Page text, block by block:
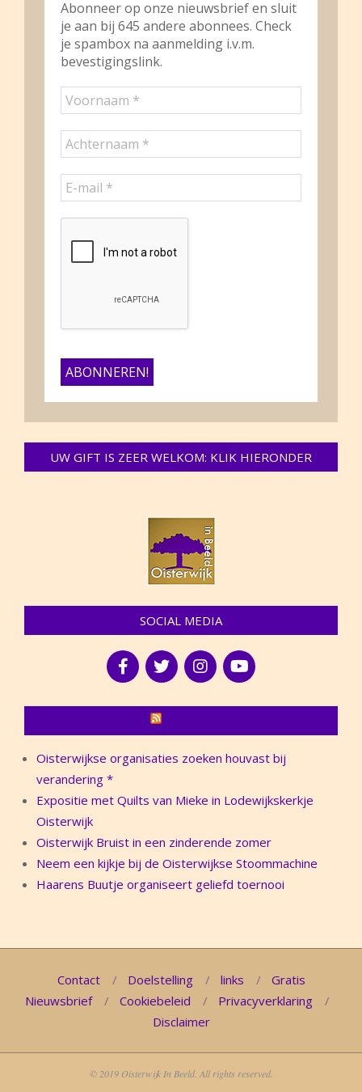
Abonneer op onze nieuwsbrief en sluit
je aan bij 645 andere abonnees. Check
je spambox na aanmelding i.v.m.
bevestigingslink.
UW GIFT IS ZEER WELKOM: KLIK HIERONDER
SOCIAL MEDIA
Oisterwijkse organisaties zoeken houvast bij
verandering *
Expositie met Quilts van Mieke in Lodewijkskerkje
Oisterwijk
Oisterwijk Bruist in een zinderende zomer
Neem een kijkje bij de Oisterwijkse Stoommachine
Haarens Buutje organiseert geliefd toernooi
Contact Doelstelling links
Gratis
Nieuwsbrief
Cookiebeleid
Privacyverklaring
Disclaimer
© 2019 Oisterwijk In Beeld. All rights reserved.